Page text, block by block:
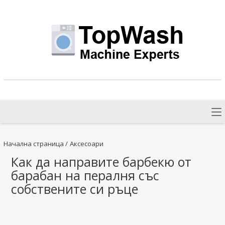
Начална страница / Аксесоари
Как да направите барбекю от
барабан на пералня със
собствените си ръце